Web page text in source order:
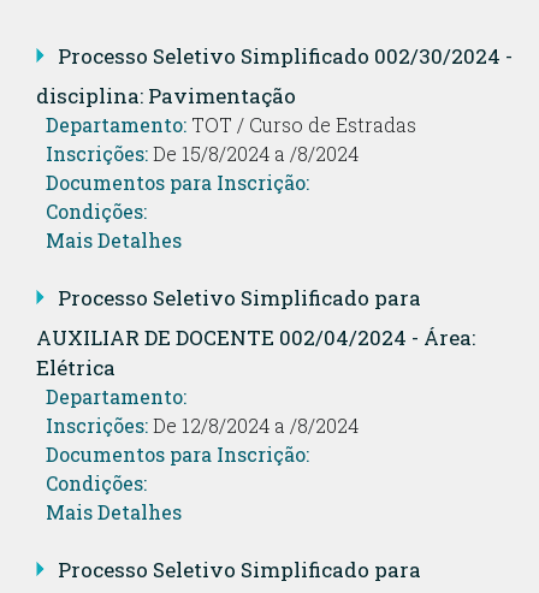
Processo Seletivo Simplificado 002/30/2024 -
disciplina: Pavimentação
Departamento: TOT / Curso de Estradas
Inscrições:De 15/8/2024 a /8/2024
Documentos para Inscrição:
Condições:
Mais Detalhes
Processo Seletivo Simplificado para
AUXILIAR DE DOCENTE 002/04/2024 - Área:
Elétrica
Departamento:
Inscrições:De 12/8/2024 a /8/2024
Documentos para Inscrição:
Condições:
Mais Detalhes
Processo Seletivo Simplificado para